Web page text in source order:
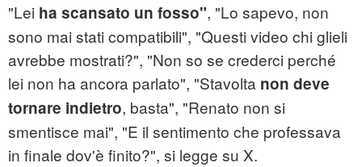
"Lei ha scansato un fosso", "Lo sapevo, non
sono mai stati compatibili", "Questi video chi glieli
avrebbe mostrati?", "Non so se crederci perché
lei non ha ancora parlato", "Stavolta non deve
tornare indietro, basta", "Renato non si
smentisce mai", "E il sentimento che professava
in finale dov'è finito?", si legge su X.